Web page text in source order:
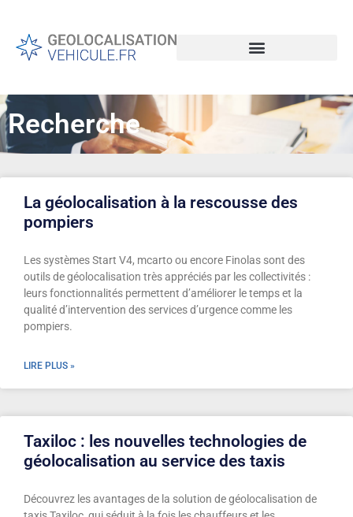
Recherche
La géolocalisation à la rescousse des
pompiers
Les systèmes Start V4, mcarto ou encore Finolas sont des
outils de géolocalisation très appréciés par les collectivités :
leurs fonctionnalités permettent d’améliorer le temps et la
qualité d’intervention des services d’urgence comme les
pompiers.
LIRE PLUS »
Taxiloc : les nouvelles technologies de
géolocalisation au service des taxis
Découvrez les avantages de la solution de géolocalisation de